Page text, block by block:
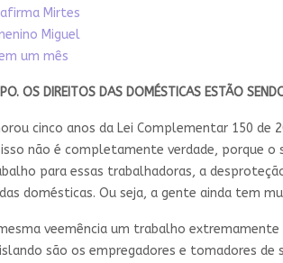
Mirtes
Miguel
um mês
OS DIREITOS DAS DOMÉSTICAS ESTÃO
cinco anos da Lei Complementar 150 de
não é completamente verdade, porque
para essas trabalhadoras, a
domésticas. Ou seja, a gente ainda tem
veemência um trabalho
são os empregadores e tomadores de